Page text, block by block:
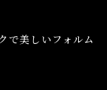
で美しいフォルム